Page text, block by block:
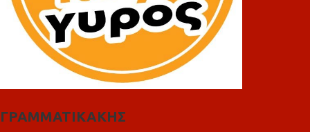
ΓΡΑΜΜΑΤΙΚΑΚΗΣ